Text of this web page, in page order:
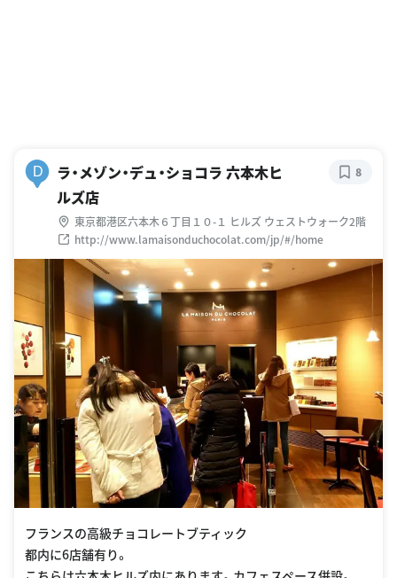
D
ラ・メゾン・デュ・ショコラ 六本木ヒ
ルズ店
東京都港区六本木６丁目１０-１ ヒルズ ウェストウォーク2階
http://www.lamaisonduchocolat.com/jp/#/home
8
フランスの高級チョコレートブティック
都内に6店舗有り。